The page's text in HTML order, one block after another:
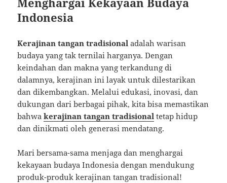
Indonesia
Kerajinan tangan tradisional adalah warisan
budaya yang tak ternilai harganya. Dengan
keindahan dan makna yang terkandung di
dalamnya, kerajinan ini layak untuk dilestarikan
dan dikembangkan. Melalui edukasi, inovasi, dan
dukungan dari berbagai pihak, kita bisa memastikan
bahwakerajinan tangan tradisional tetap hidup
dan dinikmati oleh generasi mendatang.
Mari bersama-sama menjaga dan menghargai
kekayaan budaya Indonesia dengan mendukung
produk-produk kerajinan tangan tradisional!